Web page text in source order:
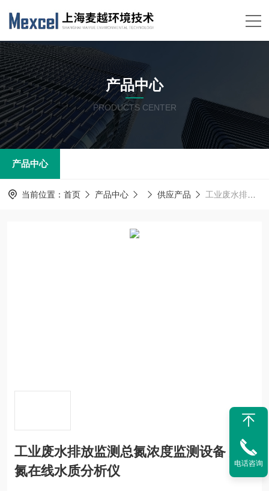
产品中心
PRODUCTS CENTER
产品中心
当前位置： 首页 产品中心 供应产品 工业废水排放监测总氮浓度监测设备 总氮在线水质分析仪
工业废水排放监测总氮浓度监测设备 总
氮在线水质分析仪
电话咨询